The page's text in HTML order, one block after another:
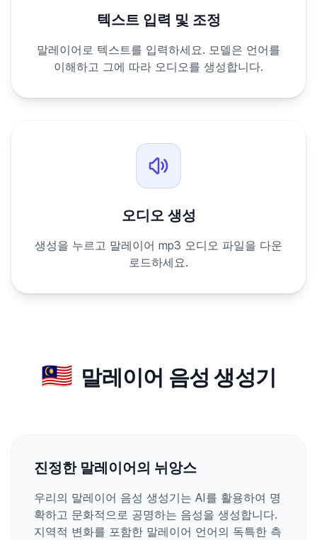
텍스트 입력 및 조정
말레이어로 텍스트를 입력하세요. 모델은 언어를
이해하고 그에 따라 오디오를 생성합니다.
오디오 생성
생성을 누르고 말레이어 mp3 오디오 파일을 다운
로드하세요.
🇲🇾 말레이어 음성 생성기
진정한 말레이어의 뉘앙스
우리의 말레이어 음성 생성기는 AI를 활용하여 명
확하고 문화적으로 공명하는 음성을 생성합니다.
지역적 변화를 포함한 말레이어 언어의 독특한 측